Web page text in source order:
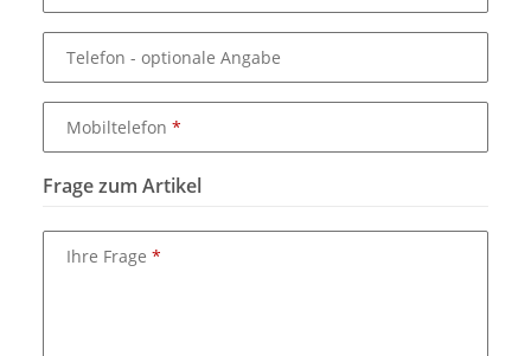
Telefon - optionale Angabe
Mobiltelefon
Frage zum Artikel
Ihre Frage